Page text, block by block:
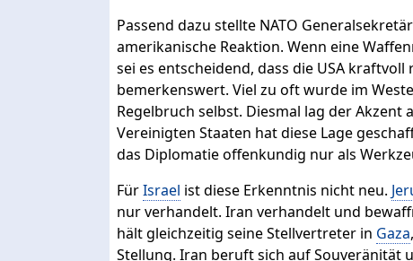
Passend dazu stellte NATO
amerikanische Reaktion. Wenn eine
sei es entscheidend, dass die USA
bemerkenswert. Viel zu oft wurde im
Regelbruch selbst. Diesmal lag der
Vereinigten Staaten hat diese Lage
das Diplomatie offenkundig nur als
FürIsrael ist diese Erkenntnis nicht neu.
nur verhandelt. Iran verhandelt und
hält gleichzeitig seine Stellvertreter in Gaza
Stellung. Iran beruft sich auf Souveränität